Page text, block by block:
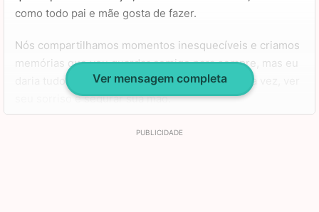
como todo pai e mãe gosta de fazer.
Nós compartilhamos momentos inesquecíveis e criamos
memórias que vou guardar comigo para sempre, mas eu
daria tudo para poder falar com você uma última vez, ver
seu sorriso e segurar sua mão.
Estou com tanta saudade que chega a doer, mas sei que
Ver mensagem completa